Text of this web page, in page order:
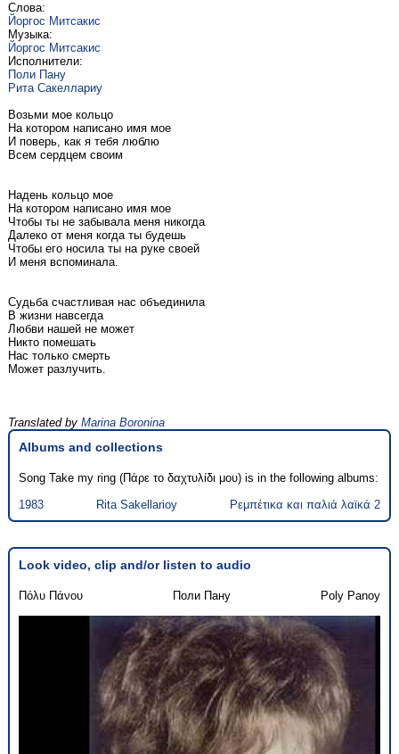
Слова:
Йоргос Митсакис
Музыка:
Йоргос Митсакис
Исполнители:
Поли Пану
Рита Сакеллариу
Возьми мое кольцо
На котором написано имя мое
И поверь, как я тебя люблю
Всем сердцем своим
Надень кольцо мое
На котором написано имя мое
Чтобы ты не забывала меня никогда
Далеко от меня когда ты будешь
Чтобы его носила ты на руке своей
И меня вспоминала.
Судьба счастливая нас объединила
В жизни навсегда
Любви нашей не может
Никто помешать
Нас только смерть
Может разлучить.
Translated by Marina Boronina
Albums and collections
Song Take my ring (Πάρε το δαχτυλίδι μου) is in the following albums:
1983
Rita Sakellarioy Ρεμπέτικα και παλιά λαϊκά 2
Look video, clip and/or listen to audio
Πόλυ Πάνου Поли Пану Poly Panoy